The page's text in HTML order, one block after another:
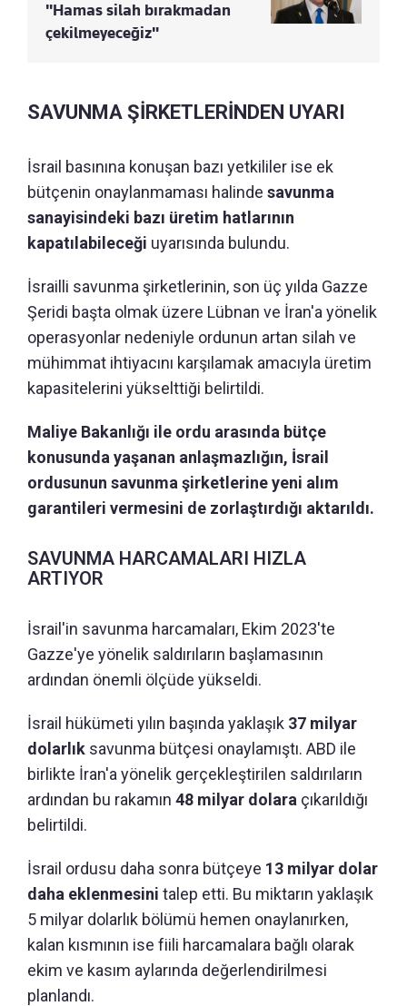
"Hamas silah bırakmadan
çekilmeyeceğiz"
SAVUNMA ŞİRKETLERİNDEN UYARI
İsrail basınına konuşan bazı yetkililer ise ek
bütçenin onaylanmaması halinde savunma
sanayisindeki bazı üretim hatlarının
kapatılabileceği uyarısında bulundu.
İsrailli savunma şirketlerinin, son üç yılda Gazze
Şeridi başta olmak üzere Lübnan ve İran'a yönelik
operasyonlar nedeniyle ordunun artan silah ve
mühimmat ihtiyacını karşılamak amacıyla üretim
kapasitelerini yükselttiği belirtildi.
Maliye Bakanlığı ile ordu arasında bütçe
konusunda yaşanan anlaşmazlığın, İsrail
ordusunun savunma şirketlerine yeni alım
garantileri vermesini de zorlaştırdığı aktarıldı.
SAVUNMA HARCAMALARI HIZLA
ARTIYOR
İsrail'in savunma harcamaları, Ekim 2023'te
Gazze'ye yönelik saldırıların başlamasının
ardından önemli ölçüde yükseldi.
İsrail hükümeti yılın başında yaklaşık 37 milyar
dolarlık savunma bütçesi onaylamıştı. ABD ile
birlikte İran'a yönelik gerçekleştirilen saldırıların
ardından bu rakamın 48 milyar dolara çıkarıldığı
belirtildi.
İsrail ordusu daha sonra bütçeye 13 milyar dolar
daha eklenmesini talep etti. Bu miktarın yaklaşık
5 milyar dolarlık bölümü hemen onaylanırken,
kalan kısmının ise fiili harcamalara bağlı olarak
ekim ve kasım aylarında değerlendirilmesi
planlandı.